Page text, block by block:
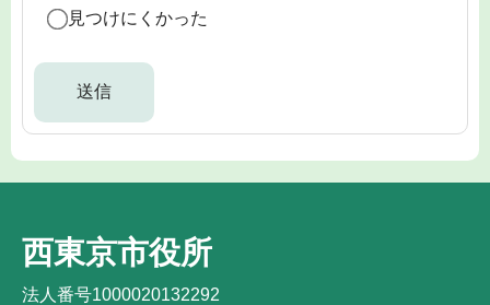
見つけにくかった
西東京市役所
法人番号1000020132292